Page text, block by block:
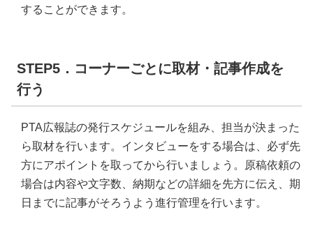
することができます。
STEP5．コーナーごとに取材・記事作成を
行う
PTA広報誌の発行スケジュールを組み、担当が決まった
ら取材を行います。インタビューをする場合は、必ず先
方にアポイントを取ってから行いましょう。原稿依頼の
場合は内容や文字数、納期などの詳細を先方に伝え、期
日までに記事がそろうよう進行管理を行います。